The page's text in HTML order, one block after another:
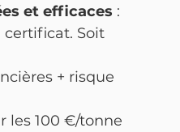
et efficaces :
Soit
+ risque
les 100 €/tonne